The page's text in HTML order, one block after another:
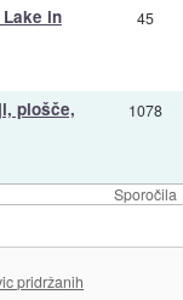
Sporočila
in 45
plošče, 1078
pridržanih